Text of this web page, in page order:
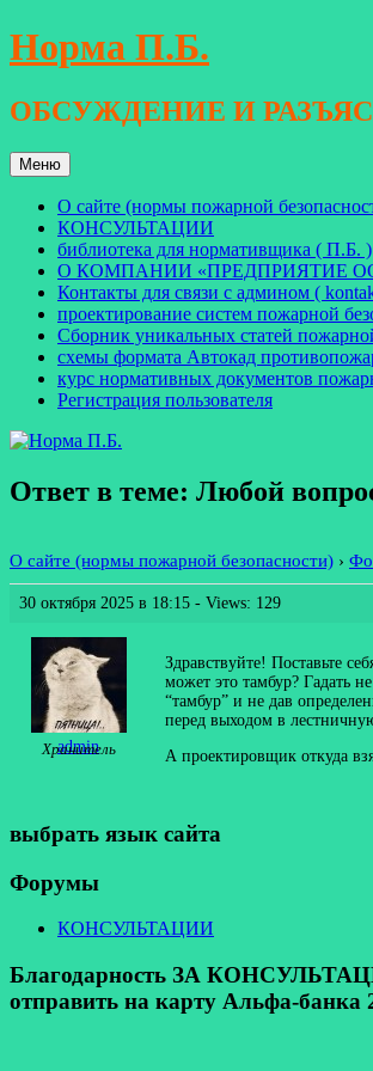
Перейти
к
Норма П.Б.
ОБСУЖДЕНИЕ И
Меню
О сайте (нормы пожарной
КОНСУЛЬТАЦИИ
библиотека для нормативщика ( П.Б. )
О КОМПАНИИ «ПРЕДПРИЯТИЕ
Контакты для связи с админом (
проектирование систем пожарной
Сборник уникальных статей
схемы формата Автокад
курс нормативных документов
Регистрация пользователя
Ответ в теме: Любой
О сайте (нормы пожарной безопасности) ›
30 октября 2025 в 18:15 - Views: 129
admin
Хранитель
Здравствуйте! Поставьте
может это тамбур? Гадать
“тамбур” и не дав
перед выходом в
А проектировщик откуда
выбрать язык сайта
Форумы
КОНСУЛЬТАЦИИ
Благодарность ЗА
отправить на карту Альфа-банка